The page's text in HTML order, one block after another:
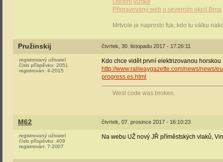
Osobní vizitka
Připravovaný web o severním okolí Brna
Mrtvole je naprosto fuk, kdo tu válku
Pružinskij čtvrtek, 30. listopadu 2017 - 17:26:11
registrovaný uživatel
číslo příspěvku: 2051
registrován: 4-2015
Kdo chce vidět první elektrizovanou
http://www.railwaygazette.com/news/news/
progress es.html
West code was broken.
M62 čtvrtek, 07. prosince 2017 - 16:10:23
registrovaný uživatel
číslo příspěvku: 409
registrován: 7-2007
Na webu UŽ nový JŘ příměstských vlaků,